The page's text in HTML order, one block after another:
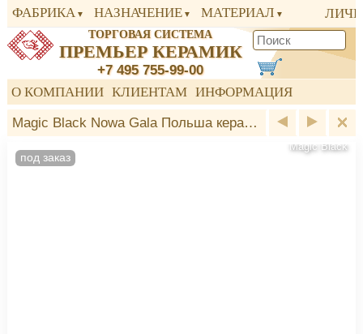
ФАБРИКА НАЗНАЧЕНИЕ МАТЕРИАЛ
ТОРГОВАЯ СИСТЕМА
ПРЕМЬЕР КЕРАМИК
+7 495 755-99-00
О КОМПАНИИ КЛИЕНТАМ ИНФОРМАЦИЯ
Magic Black Nowa Gala Польша керамогранит
под заказ
Magic Black